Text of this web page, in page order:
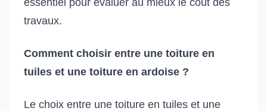
travaux.
Comment choisir entre une toiture en
tuiles et une toiture en ardoise ?
Le choix entre une toiture en tuiles et une